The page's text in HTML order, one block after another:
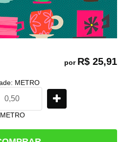
por R$ 25,91
METRO
METRO